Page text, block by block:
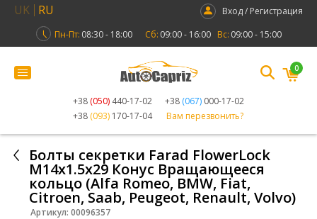
UK RU
Вход / Регистрация
Пн-Пт: 08:30 - 18:00 Сб: 09:00 - 16:00 Вс: 09:00 - 15:00
+38 (050) 440-17-02 +38 (067) 000-17-02
+38 (093) 170-17-04 Вам перезвонить?
0
Болты секретки Farad FlowerLock
М14х1.5х29 Конус Вращающееся
кольцо (Alfa Romeo, BMW, Fiat,
Citroen, Saab, Peugeot, Renault, Volvo)
Артикул: 00096357